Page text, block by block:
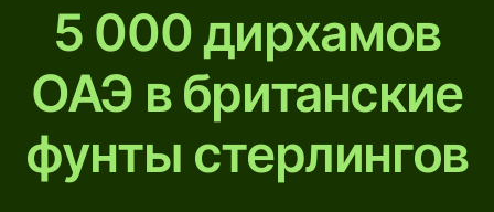
5 000 дирхамов
ОАЭ в британские
фунты стерлингов